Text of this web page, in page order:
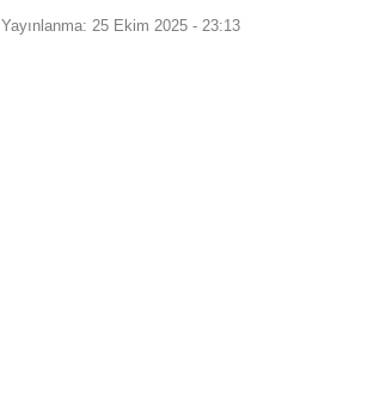
Yayınlanma: 25 Ekim 2025 - 23:13